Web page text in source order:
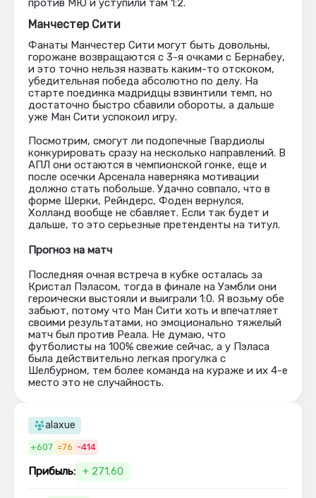
против МЮ и уступили там 1:2.
Манчестер Сити
Фанаты Манчестер Сити могут быть довольны,
горожане возвращаются с 3-я очками с Бернабеу,
и это точно нельзя назвать каким-то отскоком,
убедительная победа абсолютно по делу. На
старте поединка мадридцы взвинтили темп, но
достаточно быстро сбавили обороты, а дальше
уже Ман Сити успокоил игру.
Посмотрим, смогут ли подопечные Гвардиолы
конкурировать сразу на несколько направлений. В
АПЛ они остаются в чемпионской гонке, еще и
после осечки Арсенала наверняка мотивации
должно стать побольше. Удачно совпало, что в
форме Шерки, Рейндерс, Фоден вернулся,
Холланд вообще не сбавляет. Если так будет и
дальше, то это серьезные претенденты на титул.
Прогноз на матч
Последняя очная встреча в кубке осталась за
Кристал Пэласом, тогда в финале на Уэмбли они
героически выстояли и выиграли 1:0. Я возьму обе
забьют, потому что Ман Сити хоть и впечатляет
своими результатами, но эмоционально тяжелый
матч был против Реала. Не думаю, что
футболисты на 100% свежие сейчас, а у Пэласа
была действительно легкая прогулка с
Шелбурном, тем более команда на кураже и их 4-е
место это не случайность.
alaxue
+607 =76 -414
Прибыль: + 271.60